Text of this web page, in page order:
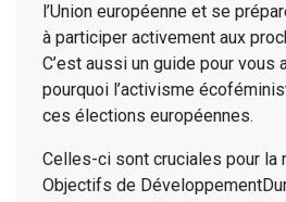
l’Union européenne et se
à participer activement aux
C’est aussi un guide pour vous
pourquoi l’activisme
ces élections européennes.
Celles-ci sont cruciales pour la
Objectifs de